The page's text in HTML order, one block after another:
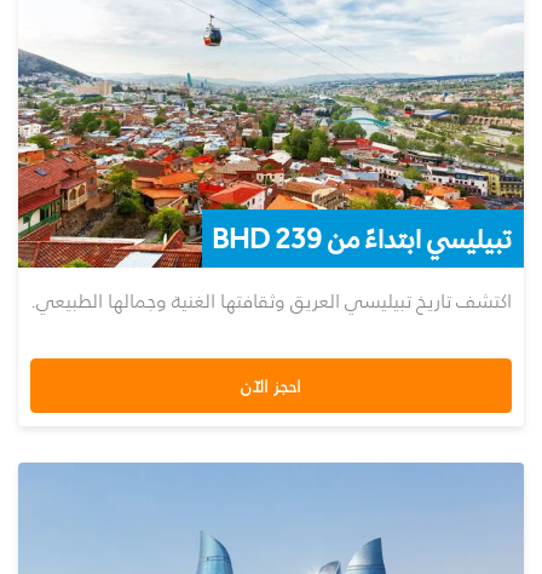
تبيليسي ابتداءً من 239 BHD
اكتشف تاريخ تبيليسي العريق وثقافتها الغنية وجمالها الطبيعي.
احجز الآن